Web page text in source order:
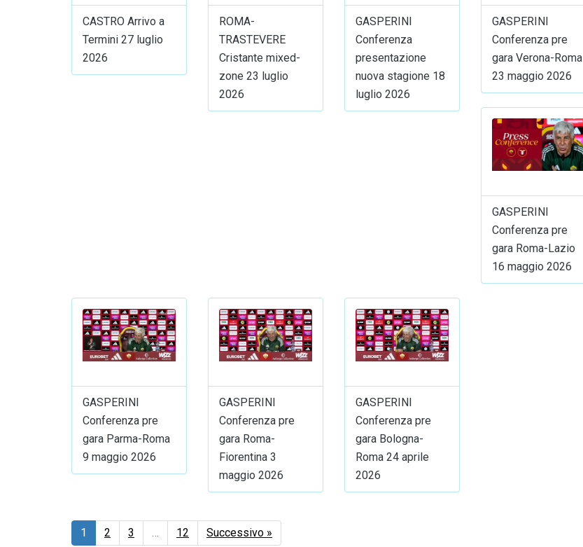
CASTRO Arrivo a
Termini 27 luglio
2026
ROMA-
TRASTEVERE
Cristante mixed-
zone 23 luglio
2026
GASPERINI
Conferenza
presentazione
nuova stagione 18
luglio 2026
GASPERINI
Conferenza pre
gara Verona-Roma
23 maggio 2026
GASPERINI
Conferenza pre
gara Roma-Lazio
16 maggio 2026
GASPERINI
Conferenza pre
gara Parma-Roma
9 maggio 2026
GASPERINI
Conferenza pre
gara Roma-
Fiorentina 3
maggio 2026
GASPERINI
Conferenza pre
gara Bologna-
Roma 24 aprile
2026
1 2 3 … 12 Successivo »